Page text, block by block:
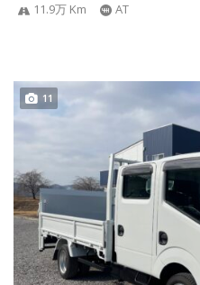
11.9万 Km AT
11